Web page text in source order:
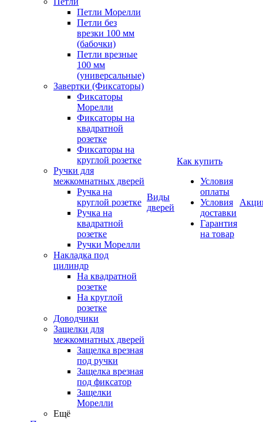
Петли Морелли
Петли без
врезки 100 мм
(бабочки)
Петли врезные
100 мм
(универсальные)
Завертки (Фиксаторы)
Фиксаторы
Морелли
Фиксаторы на
квадратной
розетке
Фиксаторы на
круглой розетке
Ручки для
межкомнатных дверей
Ручка на
круглой розетке
Ручка на
квадратной
розетке
Ручки Морелли
Накладка под
цилиндр
На квадратной
розетке
На круглой
розетке
Доводчики
Защелки для
межкомнатных дверей
Защелка врезная
под ручки
Защелка врезная
под фиксатор
Защелки
Морелли
Ещё
Виды
дверей
Как купить
Условия
оплаты
Условия
доставки
Гарантия
на товар